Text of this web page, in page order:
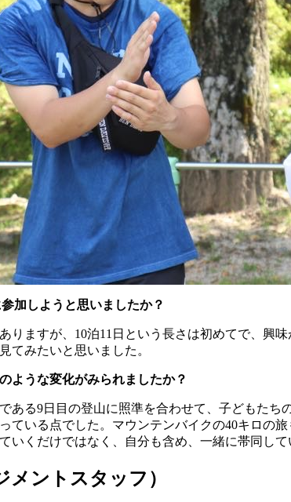
加しようと思いましたか？
りますが、10泊11日という長さは初めてで、興
てみたいと思いました。
ような変化がみられましたか？
ある9日目の登山に照準を合わせて、子どもた
ている点でした。マウンテンバイクの40キロの
いくだけではなく、自分も含め、一緒に帯同し
ントスタッフ）